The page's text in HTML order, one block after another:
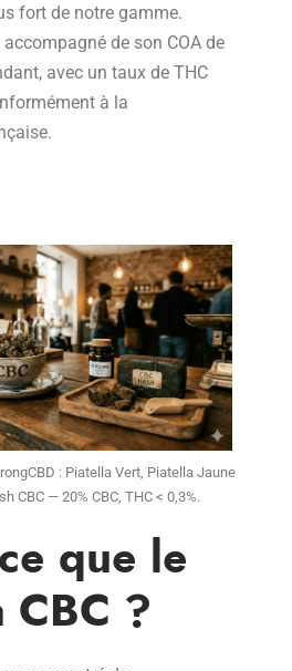
fort de notre gamme.
de son COA de
avec un taux de THC
à la
: Piatella Vert, Piatella Jaune
CBC — 20% CBC, THC < 0,3%.
que le
CBC ?